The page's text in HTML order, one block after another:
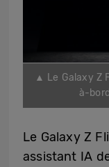
▲ Le Galaxy Z
à-
Le Galaxy Z
assistant IA